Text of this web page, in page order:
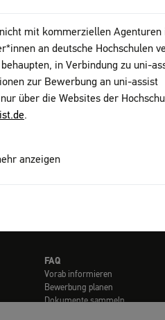
mit kommerziellen Agenturen
an deutsche Hochschulen
in Verbindung zu uni-
zur Bewerbung an uni-assist
über die Websites der
.
anzeigen
FAQ
Vorab informieren
Bewerbung planen
Dokumente sammeln